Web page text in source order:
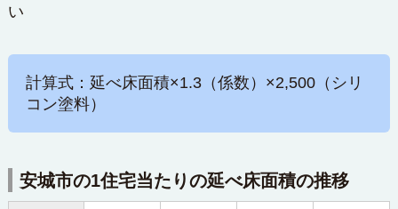
い
計算式：延べ床面積×1.3（係数）×2,500（シリ
コン塗料）
安城市の1住宅当たりの延べ床面積の推移